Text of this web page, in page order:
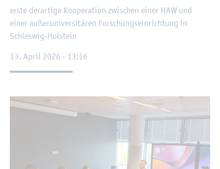
erste der­ar­ti­ge Ko­ope­ra­ti­on zwi­schen einer HAW und
einer au­ßer­uni­ver­si­tä­ren For­schungs­ein­rich­tung in
Schles­wig-Hol­stein
13. April 2026 - 13:16